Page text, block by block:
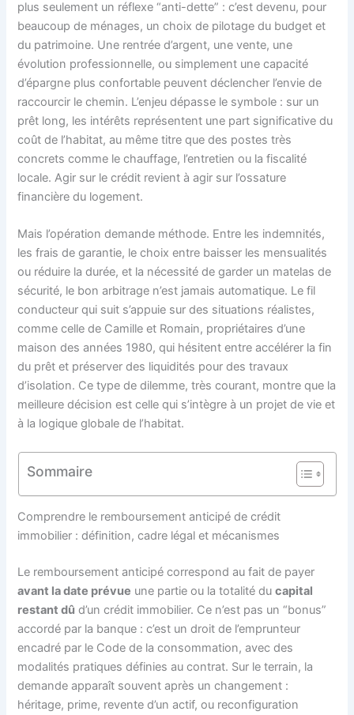
plus seulement un réflexe “anti-dette” : c’est devenu, pour
beaucoup de ménages, un choix de pilotage du budget et
du patrimoine. Une rentrée d’argent, une vente, une
évolution professionnelle, ou simplement une capacité
d’épargne plus confortable peuvent déclencher l’envie de
raccourcir le chemin. L’enjeu dépasse le symbole : sur un
prêt long, les intérêts représentent une part significative du
coût de l’habitat, au même titre que des postes très
concrets comme le chauffage, l’entretien ou la fiscalité
locale. Agir sur le crédit revient à agir sur l’ossature
financière du logement.
Mais l’opération demande méthode. Entre les indemnités,
les frais de garantie, le choix entre baisser les mensualités
ou réduire la durée, et la nécessité de garder un matelas de
sécurité, le bon arbitrage n’est jamais automatique. Le fil
conducteur qui suit s’appuie sur des situations réalistes,
comme celle de Camille et Romain, propriétaires d’une
maison des années 1980, qui hésitent entre accélérer la fin
du prêt et préserver des liquidités pour des travaux
d’isolation. Ce type de dilemme, très courant, montre que la
meilleure décision est celle qui s’intègre à un projet de vie et
à la logique globale de l’habitat.
Sommaire
Comprendre le remboursement anticipé de crédit
immobilier : définition, cadre légal et mécanismes
Le remboursement anticipé correspond au fait de payer
avant la date prévue une partie ou la totalité ducapital
restant dû d’un crédit immobilier. Ce n’est pas un “bonus”
accordé par la banque : c’est un droit de l’emprunteur
encadré par le Code de la consommation, avec des
modalités pratiques définies au contrat. Sur le terrain, la
demande apparaît souvent après un changement :
héritage, prime, revente d’un actif, ou reconfiguration